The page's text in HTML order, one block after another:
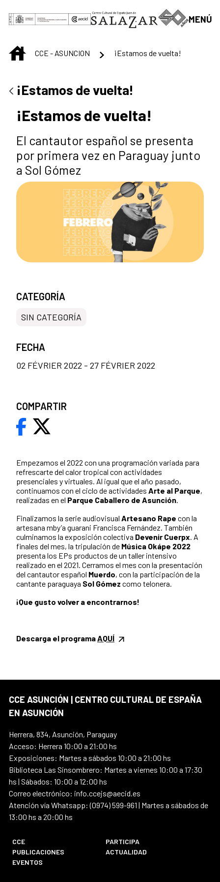
Saut au contenu principal
MENÚ
INICIOCCE - ASUNCION ¡Estamos de vuelta!
¡Estamos de vuelta!
¡Estamos de vuelta!
El cantautor español se presenta
por primera vez en Paraguay junto
a Sol Gómez
Empezamos el 2022 con una programación variada para
refrescarte del calor tropical con actividades
presenciales y virtuales. Al igual que el año pasado,
continuamos con el ciclo de actividades Arte al Parque,
realizadas en el Parque Caballero de Asunción.
Finalizamos la serie audiovisual Artesano Rape con la
artesana mby’a guarani Francisca Fernández. También
culminamos la exposición colectiva Devenir Cuerpx. A
finales del mes, la tripulación de Música Okápe 2022
presenta los EPs productos de un taller intensivo
realizado en el 2021. Cerramos el mes con la presentación
del cantautor español Muerdo, con la participación de la
cantante paraguaya Sol Gómez como telonera.
¡Que gusto volver a encontrarnos!
Descarga el programaAQUÍ
CATEGORÍA
SIN CATEGORÍA
FECHA
02 FÉVRIER 2022 - 27 FÉVRIER 2022
COMPARTIR
CCE ASUNCIÓN | CENTRO CULTURAL DE ESPAÑA
EN ASUNCIÓN
Herrera, 834, Asunción, Paraguay
Acceso: Herrera 10:00 a 21:00 hs
Exposiciones: Martes a sábados 10:00 a 21:00 hs
Biblioteca Las Sinsombrero: Martes a viernes 10:00 a 17:30
hs | Sábados: 10:00 a 12:00 hs
Correo electrónico: info.ccejs@aecid.es
Atención vía Whatsapp: (0974) 599-961 | Martes a sábados de
13:00 hs a 20:00 hs
CCE
PARTICIPA
PUBLICACIONES
ACTUALIDAD
EVENTOS